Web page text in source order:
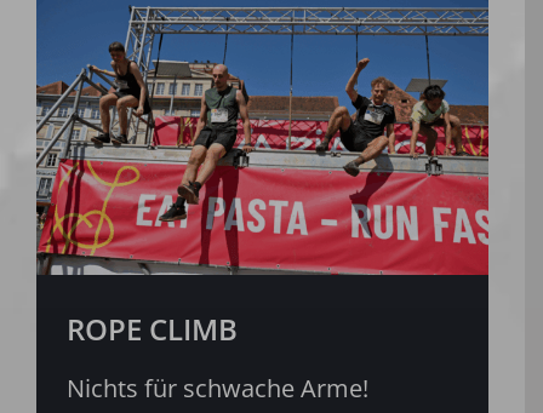
ROPE CLIMB
Nichts für schwache Arme!